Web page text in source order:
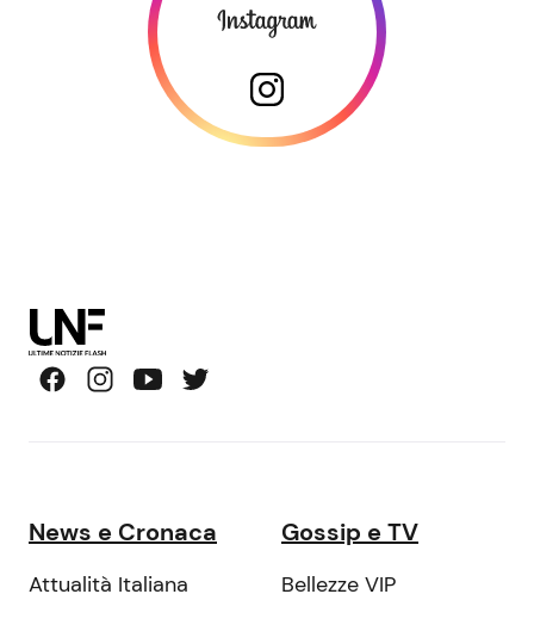
News e Cronaca
Attualità Italiana
Gossip e TV
Bellezze VIP